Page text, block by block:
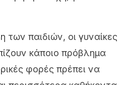
παιδιών, οι γυναίκες
κάποιο πρόβλημα
φορές πρέπει να